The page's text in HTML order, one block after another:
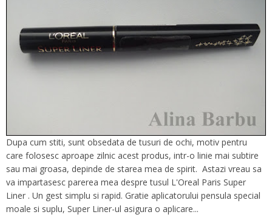
Dupa cum stiti, sunt obsedata de tusuri de ochi, motiv pentru
care folosesc aproape zilnic acest produs, intr-o linie mai subtire
sau mai groasa, depinde de starea mea de spirit. Astazi vreau sa
va impartasesc parerea mea despre tusul L'Oreal Paris Super
Liner . Un gest simplu si rapid. Gratie aplicatorului pensula special
moale si suplu, Super Liner-ul asigura o aplicare...